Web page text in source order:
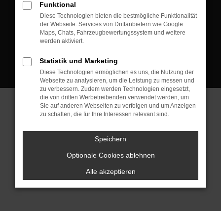
Kontakt:
Tel.: +49 3745 760 90 20
Fax: +49 3745 760 90 21
Mail: fj@jakob-trading.com
Cookie Einstellungen
© 2026 Jakob Trading GmbH | Neustädter Straße 1 | DE-08223
Neustadt/Vogtland | fj@jakob-trading.com | Webdesign by audaris.de
Funktional
Diese Technologien bieten die bestmögliche Funktionalität
der Webseite. Services von Drittanbietern wie Google
Maps, Chats, Fahrzeugbewertungssystem und weitere
werden aktiviert.
Statistik und Marketing
Diese Technologien ermöglichen es uns, die Nutzung der
Webseite zu analysieren, um die Leistung zu messen und
zu verbessern. Zudem werden Technologien eingesetzt,
die von dritten Werbetreibenden verwendet werden, um
Sie auf anderen Webseiten zu verfolgen und um Anzeigen
zu schalten, die für Ihre Interessen relevant sind.
Speichern
Optionale Cookies ablehnen
Alle akzeptieren